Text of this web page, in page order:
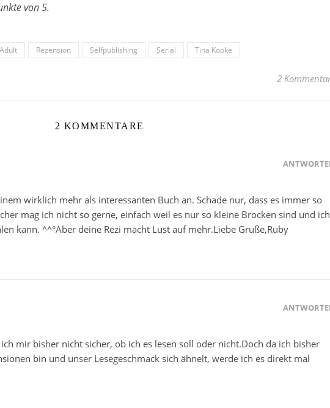
von 5.
Rezension Selfpublishing Serial Tina Köpke
2
2 KOMMENTARE
wirklich mehr als interessanten Buch an. Schade nur, dass es immer so
mag ich nicht so gerne, einfach weil es nur so kleine Brocken sind und ich
kann. ^^°Aber deine Rezi macht Lust auf mehr.Liebe Grüße,Ruby
mir bisher nicht sicher, ob ich es lesen soll oder nicht.Doch da ich bisher
bin und unser Lesegeschmack sich ähnelt, werde ich es direkt mal